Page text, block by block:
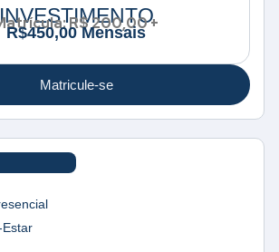
Matricule-se
R$ 200,00 +
R$450,00 Mensais